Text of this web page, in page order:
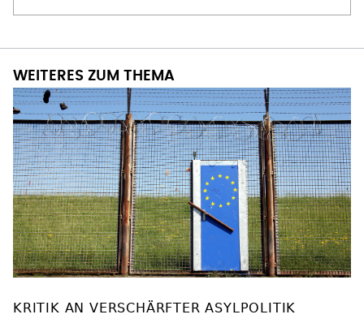
WEITERES ZUM THEMA
KRITIK AN VERSCHÄRFTER ASYLPOLITIK